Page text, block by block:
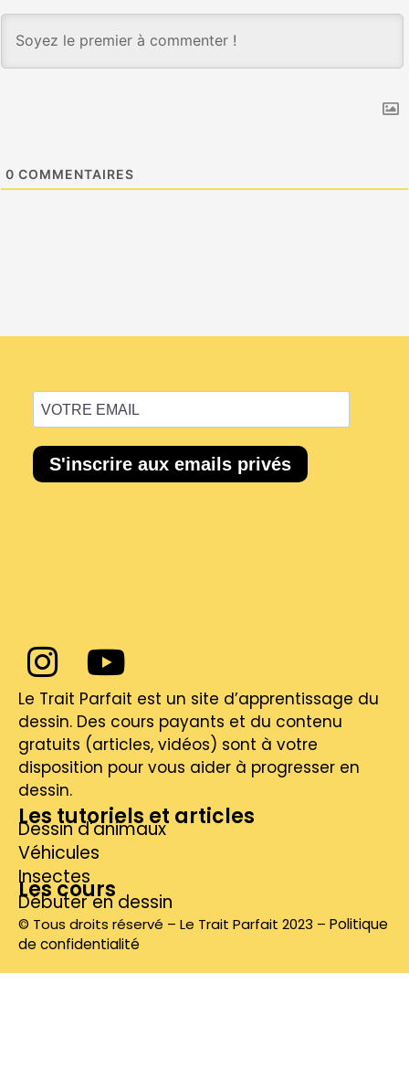
0 COMMENTAIRES
Le Trait Parfait est un site d’apprentissage du
dessin. Des cours payants et du contenu
gratuits (articles, vidéos) sont à votre
disposition pour vous aider à progresser en
dessin.
Les tutoriels et articles
Dessin d'animaux
Véhicules
Insectes
Les cours
Débuter en dessin
© Tous droits réservé – Le Trait Parfait 2023 – Politique
de confidentialité